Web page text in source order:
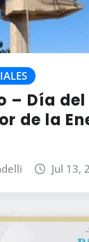
– Día del
de la
Jul 13,